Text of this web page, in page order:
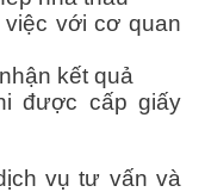
với cơ quan
kết quả
được cấp giấy
vụ tư vấn và